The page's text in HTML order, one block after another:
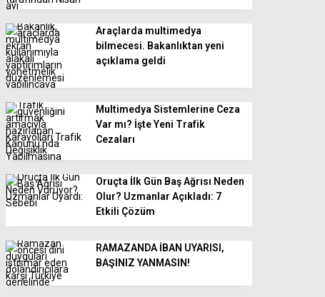
Araçlarda multimedya
bilmecesi. Bakanlıktan yeni
açıklama geldi
Multimedya Sistemlerine Ceza
Var mı? İşte Yeni Trafik
Cezaları
Oruçta İlk Gün Baş Ağrısı Neden
Olur? Uzmanlar Açıkladı: 7
Etkili Çözüm
RAMAZANDA İBAN UYARISI,
BAŞINIZ YANMASIN!